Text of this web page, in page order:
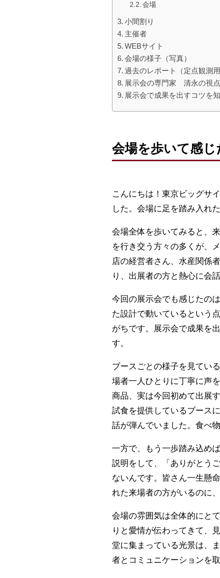
会場
小間割り
主催者
WEBサイト
会場の様子（写真）
過去のレポート（定点観測
展示会の専門家 清永の視
展示会で成果を出すコツを
会場を歩いて感
こんにちは！東京ビッグサ
した。会場に足を踏み入れ
会場全体を歩いてみると、
を行き交う方々の多くが、
店の経営者さん、水産関係
り、出展者の方と熱心に会
今回の展示会でも感じたの
た設計で動いているという
がちです。展示会で成果を
す。
ブースごとの様子を見てい
場者一人ひとりに丁寧に声
商品、実は今回初めて出展
試食を提供しているブース
話が弾んでいました。食べ
一方で、もう一歩踏み込め
説明をして、「ありがとう
ないんです。皆さん一生懸
れた来場者の方がいるのに
会場の雰囲気は全体的にと
りと愛情が伝わってきて、
堂に集まっている光景は、
者とコミュニケーションを